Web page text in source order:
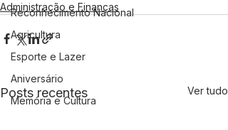
Reconhecimento Nacional
Agricultura
Esporte e Lazer
Aniversário
Memória e Cultura
Administração e Finanças
Posts recentes Ver tudo